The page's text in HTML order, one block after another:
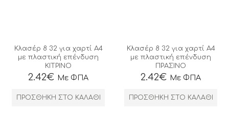
Κλασέρ 8 32 για χαρτί Α4
με πλαστική επένδυση
ΚΙΤΡΙΝΟ
2.42€ Με ΦΠΑ
ΠΡΟΣΘΉΚΗ ΣΤΟ ΚΑΛΆΘΙ
Κλασέρ 8 32 για χαρτί Α4
με πλαστική επένδυση
ΠΡΑΣΙΝΟ
2.42€ Με ΦΠΑ
ΠΡΟΣΘΉΚΗ ΣΤΟ ΚΑΛΆΘΙ